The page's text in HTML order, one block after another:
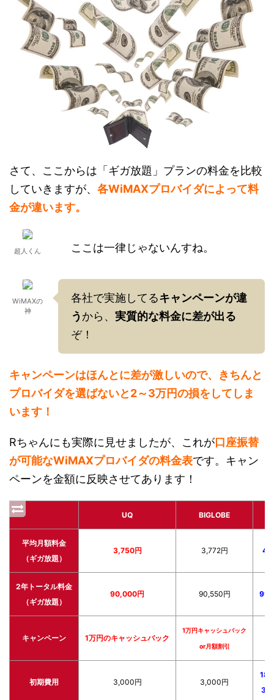
さて、ここからは「ギガ放題」プランの料金を比較
していきますが、 各WiMAXプロバイダによって料
金が違います。
超人くん ここは一律じゃないんすね。
WiMAXの
神
各社で実施してるキャンペーンが違
うから、 実質的な料金に差が出る
ぞ！
キャンペーンはほんとに差が激しいので、きちんと
プロバイダを選ばないと2～3万円の損をしてしま
います！
Rちゃんにも実際に見せましたが、これが口座振替
が可能なWiMAXプロバイダの料金表です。キャン
ペーンを金額に反映させてあります！
UQ BIGLOBE
平均月額料金
（ギガ放題）
3,750円 3,772円
2年トータル料金
（ギガ放題）
90,000円 90,550円
キャンペーン 1万円のキャッシュバック
1万円キャッシュバック
or月額割引
初期費用 3,000円 3,000円